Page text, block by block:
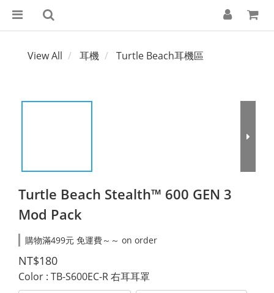
View All 耳機 Turtle Beach耳機區
Turtle Beach Stealth™ 600 GEN 3
Mod Pack
購物滿499元 免運費～～ on order
NT$180
Color : TB-S600EC-R 右耳耳罩